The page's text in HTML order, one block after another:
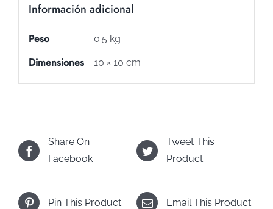
Información adicional
Peso 0.5 kg
Dimensiones 10 × 10 cm
Share On
Facebook
Tweet This
Product
Pin This Product Email This Product